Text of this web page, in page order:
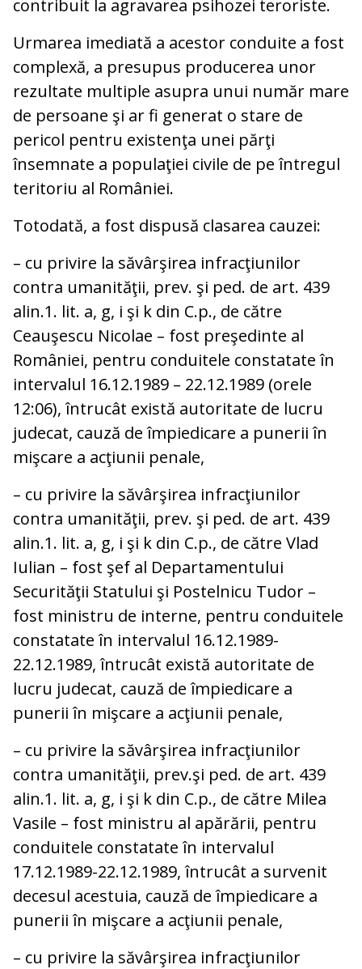
contribuit la agravarea psihozei teroriste.
Urmarea imediată a acestor conduite a fost
complexă, a presupus producerea unor
rezultate multiple asupra unui număr mare
de persoane şi ar fi generat o stare de
pericol pentru existenţa unei părţi
însemnate a populaţiei civile de pe întregul
teritoriu al României.
Totodată, a fost dispusă clasarea cauzei:
– cu privire la săvârşirea infracţiunilor
contra umanităţii, prev. şi ped. de art. 439
alin.1. lit. a, g, i şi k din C.p., de către
Ceauşescu Nicolae – fost preşedinte al
României, pentru conduitele constatate în
intervalul 16.12.1989 – 22.12.1989 (orele
12:06), întrucât există autoritate de lucru
judecat, cauză de împiedicare a punerii în
mişcare a acţiunii penale,
– cu privire la săvârşirea infracţiunilor
contra umanităţii, prev. şi ped. de art. 439
alin.1. lit. a, g, i şi k din C.p., de către Vlad
Iulian – fost şef al Departamentului
Securităţii Statului şi Postelnicu Tudor –
fost ministru de interne, pentru conduitele
constatate în intervalul 16.12.1989-
22.12.1989, întrucât există autoritate de
lucru judecat, cauză de împiedicare a
punerii în mişcare a acţiunii penale,
– cu privire la săvârşirea infracţiunilor
contra umanităţii, prev.şi ped. de art. 439
alin.1. lit. a, g, i şi k din C.p., de către Milea
Vasile – fost ministru al apărării, pentru
conduitele constatate în intervalul
17.12.1989-22.12.1989, întrucât a survenit
decesul acestuia, cauză de împiedicare a
punerii în mişcare a acţiunii penale,
– cu privire la săvârşirea infracţiunilor